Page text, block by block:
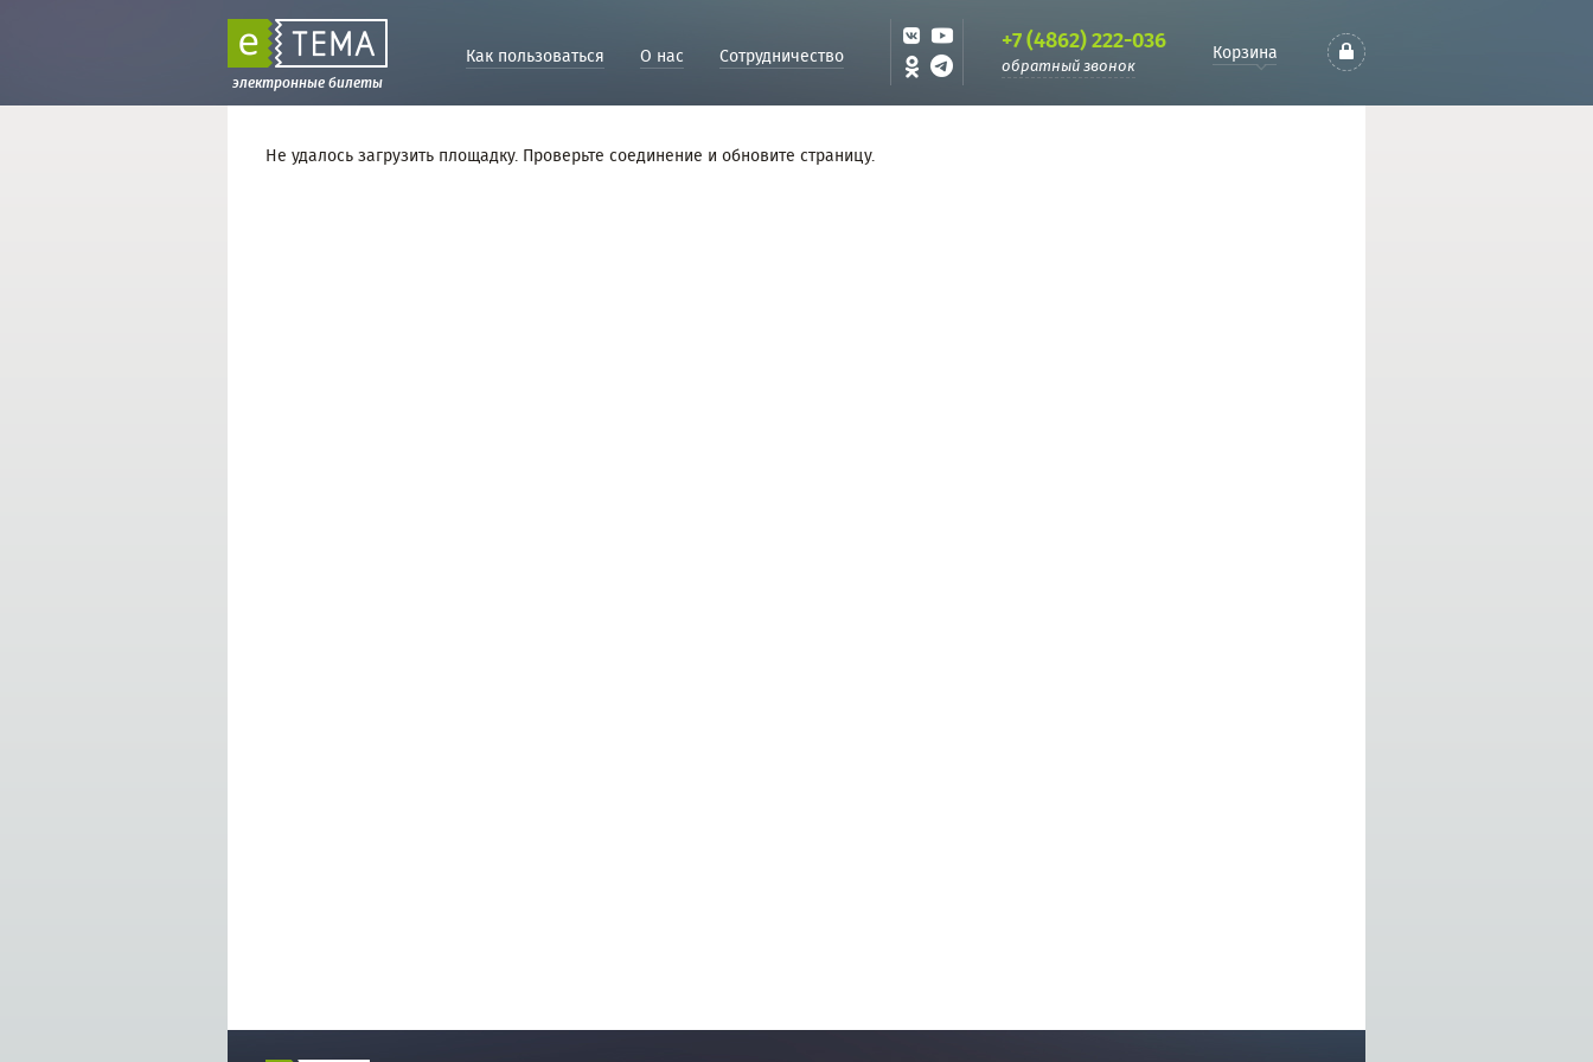
электронные билеты
Как пользоваться О нас Сотрудничество +7 (4862) 222-036
обратный звонок
Корзина
Не удалось загрузить площадку. Проверьте соединение и обновите страницу.